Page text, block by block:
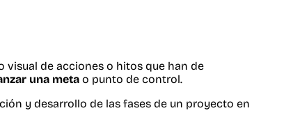
visual de acciones o hitos que han de
una meta o punto de control.
y desarrollo de las fases de un proyecto en